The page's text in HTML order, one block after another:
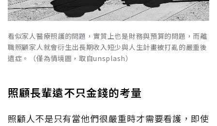
看似家人醫療照護的問題，實質上也是財務與預算的問題，而離
職照顧家人就會衍生出長期收入短少與人生計畫被打亂的嚴重後
遺症。（僅為情境圖，取自unsplash）
照顧長輩遠不只金錢的考量
照顧人不是只有當他們很嚴重時才需要看護，即使